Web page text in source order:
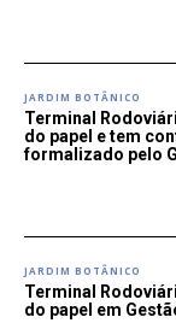
JARDIM BOTÂNICO
Terminal
do papel e tem
formalizado pelo
JARDIM BOTÂNICO
Terminal
do papel em